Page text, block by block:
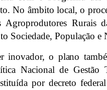
No âmbito local, o
Agroprodutores Rurais
Sociedade, População e
inovador, o plano
Nacional de Gestão
por decreto